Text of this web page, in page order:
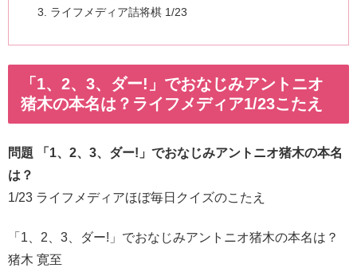
ライフメディア詰将棋 1/23
「1、2、3、ダー!」でおなじみアントニオ
猪木の本名は？ライフメディア1/23こたえ
問題 「1、2、3、ダー!」でおなじみアントニオ猪木の本名
は？
1/23 ライフメディアほぼ毎日クイズのこたえ
「1、2、3、ダー!」でおなじみアントニオ猪木の本名は？
猪木 寛至